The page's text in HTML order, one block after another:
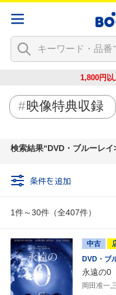
1,800円
映像特典収録
検索結果 DVD・ブルーレ
条件を追加
1件～30件（全407件）
中古
DVD・ブ
永遠の0